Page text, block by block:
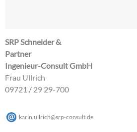
SRP Schneider &
Partner
Ingenieur-Consult GmbH
Frau Ullrich
09721 / 29 29-700
karin.ullrich@srp-consult.de